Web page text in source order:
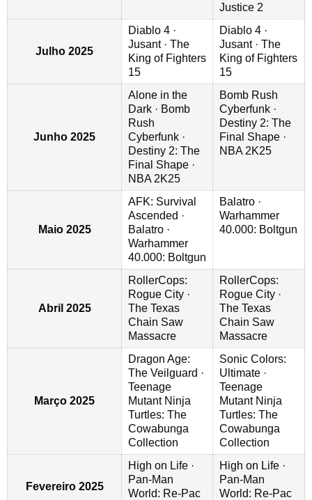
Justice 2
Julho 2025
Diablo 4 ·
Jusant · The
King of Fighters
15
Diablo 4 ·
Jusant · The
King of Fighters
15
Junho 2025
Alone in the
Dark · Bomb
Rush
Cyberfunk ·
Destiny 2: The
Final Shape ·
NBA 2K25
Bomb Rush
Cyberfunk ·
Destiny 2: The
Final Shape ·
NBA 2K25
Maio 2025
AFK: Survival
Ascended ·
Balatro ·
Warhammer
40.000: Boltgun
Balatro ·
Warhammer
40.000: Boltgun
Abril 2025
RollerCops:
Rogue City ·
The Texas
Chain Saw
Massacre
RollerCops:
Rogue City ·
The Texas
Chain Saw
Massacre
Março 2025
Dragon Age:
The Veilguard ·
Teenage
Mutant Ninja
Turtles: The
Cowabunga
Collection
Sonic Colors:
Ultimate ·
Teenage
Mutant Ninja
Turtles: The
Cowabunga
Collection
Fevereiro 2025
High on Life ·
Pan-Man
World: Re-Pac
High on Life ·
Pan-Man
World: Re-Pac